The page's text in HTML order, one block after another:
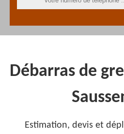
Débarras de
Estimation, devis et